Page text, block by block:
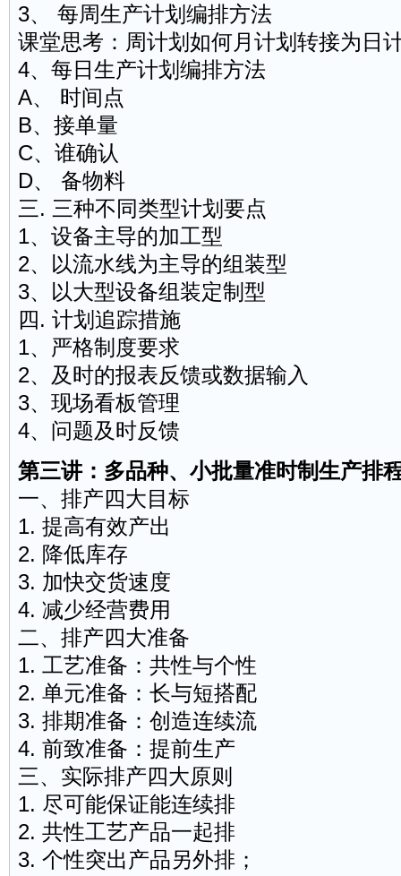
3、 每周生产计划编排方法
课堂思考：周计划如何月计划转接为日
4、每日生产计划编排方法
A、 时间点
B、接单量
C、谁确认
D、 备物料
三. 三种不同类型计划要点
1、设备主导的加工型
2、以流水线为主导的组装型
3、以大型设备组装定制型
四. 计划追踪措施
1、严格制度要求
2、及时的报表反馈或数据输入
3、现场看板管理
4、问题及时反馈
第三讲：多品种、小批量准时制生产排
一、排产四大目标
1. 提高有效产出
2. 降低库存
3. 加快交货速度
4. 减少经营费用
二、排产四大准备
1. 工艺准备：共性与个性
2. 单元准备：长与短搭配
3. 排期准备：创造连续流
4. 前致准备：提前生产
三、实际排产四大原则
1. 尽可能保证能连续排
2. 共性工艺产品一起排
3. 个性突出产品另外排；